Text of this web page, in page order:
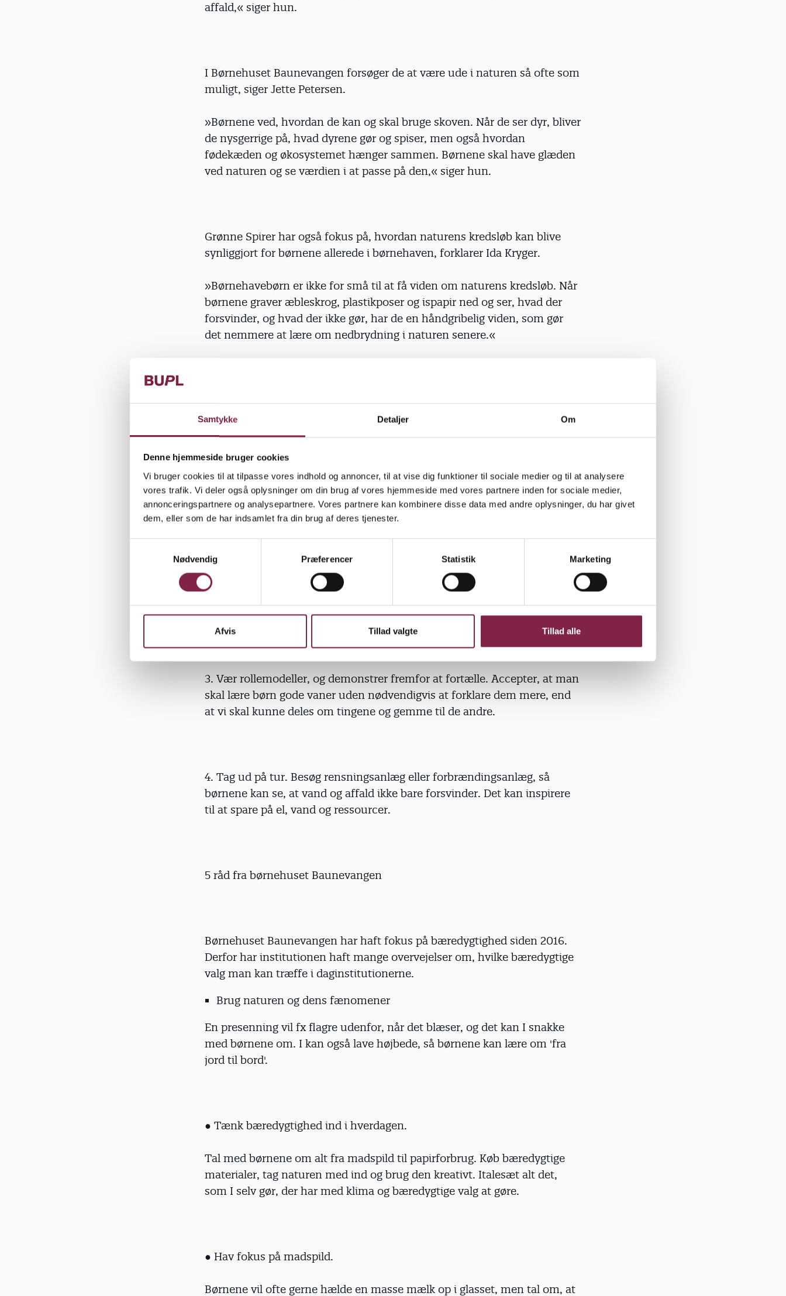
Samtykke Detaljer Om
Denne hjemmeside bruger cookies
Vi bruger cookies til at tilpasse vores indhold og annoncer, til at vise dig funktioner til sociale medier og til at analysere
vores trafik. Vi deler også oplysninger om din brug af vores hjemmeside med vores partnere inden for sociale medier,
annonceringspartnere og analysepartnere. Vores partnere kan kombinere disse data med andre oplysninger, du har givet
dem, eller som de har indsamlet fra din brug af deres tjenester.
v
Nødvendig Præferencer Statistik Marketing
Afvis Tillad valgte Tillad alle
affald,« siger hun.
I Børnehuset Baunevangen forsøger de at være ude i naturen så ofte som
muligt, siger Jette Petersen.
»Børnene ved, hvordan de kan og skal bruge skoven. Når de ser dyr, bliver
de nysgerrige på, hvad dyrene gør og spiser, men også hvordan
fødekæden og økosystemet hænger sammen. Børnene skal have glæden
ved naturen og se værdien i at passe på den,« siger hun.
Grønne Spirer har også fokus på, hvordan naturens kredsløb kan blive
synliggjort for børnene allerede i børne­haven, forklarer Ida Kryger.
»Børnehavebørn er ikke for små til at få viden om naturens kredsløb. Når
børnene graver æbleskrog, plastikposer og ispapir ned og ser, hvad der
forsvinder, og hvad der ikke gør, har de en håndgribelig viden, som gør
det nemmere at lære om nedbrydning i naturen senere.«
Ekspertens bedste råd
1. Gør det konkret, og gør det til en succesoplevelse at hjælpe naturen og
gavne miljøet. Man kan samle affald, lave genbrugsting eller kunst, plante
buske, lave bihoteller eller få forældrene til at komme med sokker til
sokkedyr og mælkekartoner til karsebakker.
2. Man skal ikke tro, at børn er for små til at få viden om kredsløb. Når
mindre skræmmende, når de bliver ældre.
3. Vær rollemodeller, og demonstrer fremfor at fortælle. Accepter, at man
skal lære børn gode vaner uden nødvendigvis at forklare dem mere, end
at vi skal kunne deles om tingene og gemme til de andre.
4. Tag ud på tur. Besøg rensningsanlæg eller forbrændingsanlæg, så
børnene kan se, at vand og affald ikke bare forsvinder. Det kan inspirere
til at spare på el, vand og ressourcer.
5 råd fra børnehuset Baunevangen
Børnehuset Baunevangen har haft fokus på bæredygtighed siden 2016.
Derfor har institutionen haft mange overvejelser om, hvilke bæredygtige
valg man kan træffe i daginstitutionerne.
Brug naturen og dens fænomener
En presenning vil fx flagre udenfor, når det blæser, og det kan I snakke
med børnene om. I kan også lave højbede, så børnene kan lære om 'fra
jord til bord'.
● Tænk bæredygtighed ind i hverdagen.
Tal med børnene om alt fra madspild til papirforbrug. Køb bæredygtige
materialer, tag naturen med ind og brug den kreativt. Italesæt alt det,
som I selv gør, der har med klima og bæredygtige valg at gøre.
● Hav fokus på madspild.
Børnene vil ofte gerne hælde en masse mælk op i glasset, men tal om, at